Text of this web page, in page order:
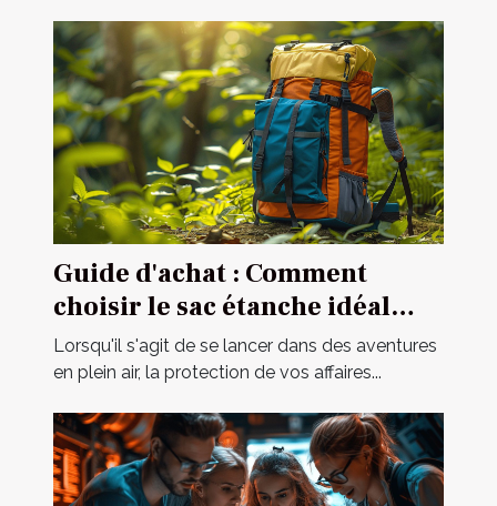
Guide d'achat : Comment
choisir le sac étanche idéal
pour vos activités ?
Lorsqu'il s'agit de se lancer dans des aventures
en plein air, la protection de vos affaires...